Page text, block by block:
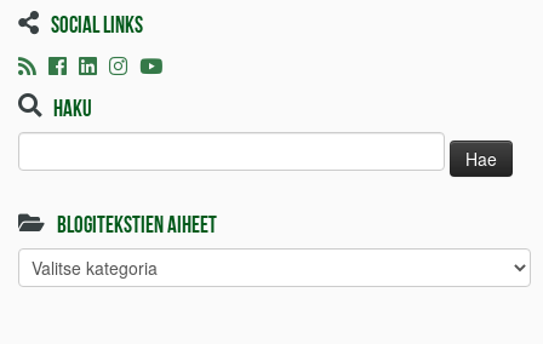
Social links
Haku
Blogitekstien aiheet
Blogitekstien
aiheet